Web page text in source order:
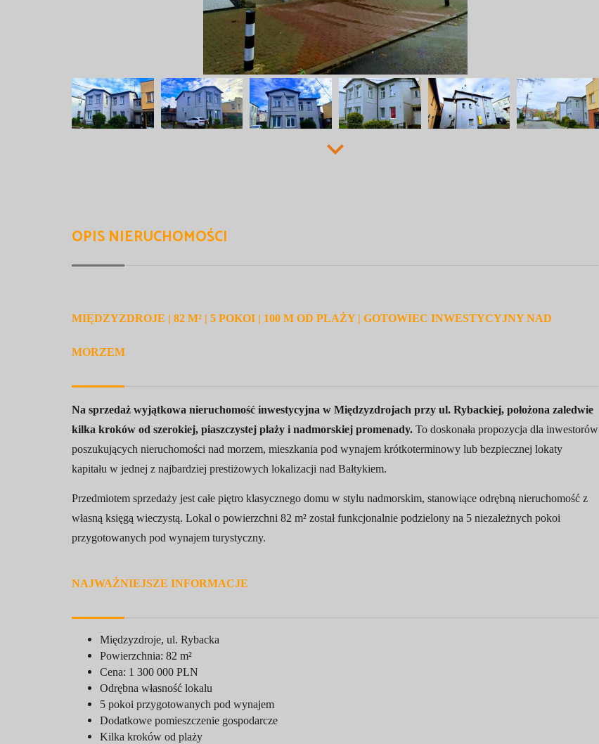
OPIS NIERUCHOMOŚCI
MIĘDZYZDROJE | 82 M² | 5 POKOI | 100 M OD PLAŻY | GOTOWIEC INWESTYCYJNY NAD
MORZEM
Na sprzedaż wyjątkowa nieruchomość inwestycyjna w Międzyzdrojach przy ul. Rybackiej, położona zaledwie
kilka kroków od szerokiej, piaszczystej plaży i nadmorskiej promenady. To doskonała propozycja dla inwestorów
poszukujących nieruchomości nad morzem, mieszkania pod wynajem krótkoterminowy lub bezpiecznej lokaty
kapitału w jednej z najbardziej prestiżowych lokalizacji nad Bałtykiem.
Przedmiotem sprzedaży jest całe piętro klasycznego domu w stylu nadmorskim, stanowiące odrębną nieruchomość z
własną księgą wieczystą. Lokal o powierzchni 82 m² został funkcjonalnie podzielony na 5 niezależnych pokoi
przygotowanych pod wynajem turystyczny.
NAJWAŻNIEJSZE INFORMACJE
Międzyzdroje, ul. Rybacka
Powierzchnia: 82 m²
Cena: 1 300 000 PLN
Odrębna własność lokalu
5 pokoi przygotowanych pod wynajem
Dodatkowe pomieszczenie gospodarcze
Kilka kroków od plaży